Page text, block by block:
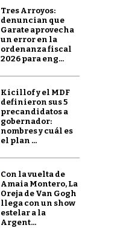
Tres Arroyos:
denuncian que
Garate aprovecha
un error en la
ordenanza fiscal
2026 para eng...
Kicillof y el MDF
definieron sus 5
precandidatos a
gobernador:
nombres y cuál es
el plan ...
Con la vuelta de
Amaia Montero, La
Oreja de Van Gogh
llega con un show
estelar a la
Argent...